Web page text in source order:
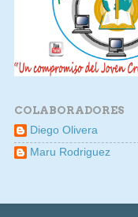
COLABORADORES
Diego Olivera
Maru Rodriguez